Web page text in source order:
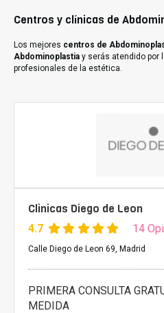
Centros y clínicas de
Los mejores centros de
Abdominoplastia y serás atendido por
profesionales de la estética.
Clinicas Diego de Leon
4.7 14
Calle Diego de Leon 69, Madrid
PRIMERA CONSULTA
MEDIDA